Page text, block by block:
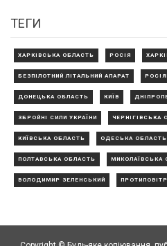
ТЕГИ
ХАРКІВСЬКА ОБЛАСТЬ РОСІЯ
БЕЗПІЛОТНИЙ ЛІТАЛЬНИЙ АПАРАТ
ДОНЕЦЬКА ОБЛАСТЬ КИЇВ
ЗБРОЙНІ СИЛИ УКРАЇНИ ЧЕРНІГІВСЬКА
КИЇВСЬКА ОБЛАСТЬ ОДЕСЬКА ОБЛАСТЬ
ПОЛТАВСЬКА ОБЛАСТЬ МИКОЛАЇВСЬКА
ВОЛОДИМИР ЗЕЛЕНСЬКИЙ